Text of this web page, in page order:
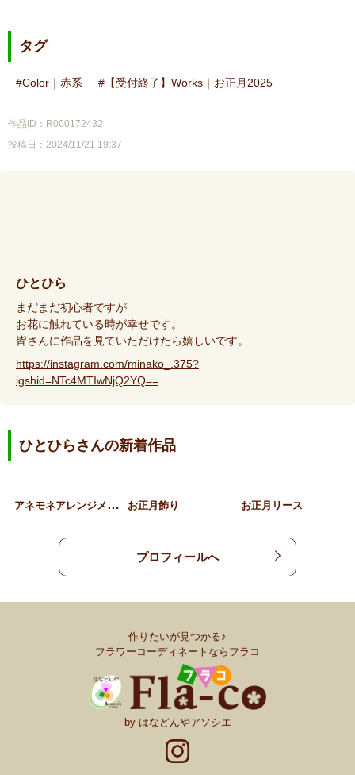
タグ
Color｜赤系 【受付終了】Works｜お正月2025
作品ID：R000172432
投稿日：2024/11/21 19:37
ひとひら
まだまだ初心者ですが
お花に触れている時が幸せです。
皆さんに作品を見ていただけたら嬉しいです。
https://instagram.com/minako_.375?
igshid=NTc4MTIwNjQ2YQ==
ひとひらさんの新着作品
ア
ネモネアレンジメント お正月飾り お正月リース
プロフィールへ
作りたいが見つかる♪
フラワーコーディネートならフラコ
by はなどんやアソシエ